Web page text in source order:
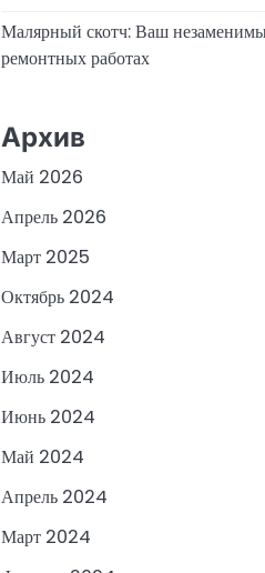
Малярный скотч: Ваш
ремонтных работах
Архив
Май 2026
Апрель 2026
Март 2025
Октябрь 2024
Август 2024
Июль 2024
Июнь 2024
Май 2024
Апрель 2024
Март 2024